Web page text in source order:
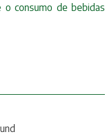
o consumo de bebidas